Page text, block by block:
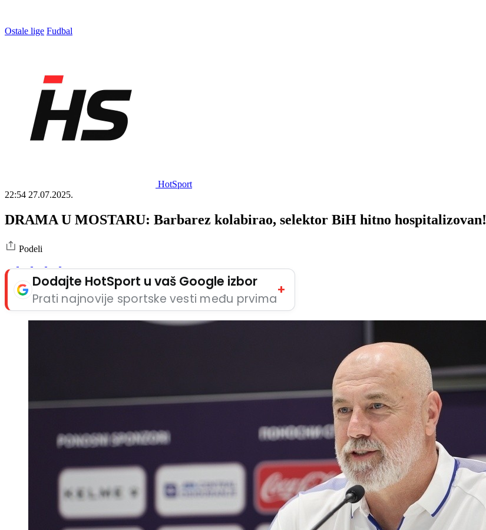
Ostale lige Fudbal
HotSport
22:54 27.07.2025.
DRAMA U MOSTARU: Barbarez kolabirao, selektor BiH hitno hospitalizovan!
Podeli
Dodajte HotSport u vaš Google izbor
Prati najnovije sportske vesti među prvima
+